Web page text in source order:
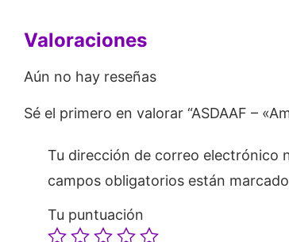
Valoraciones
Aún no hay reseñas
Sé el primero en valorar “ASDAAF –
Tu dirección de correo electrónico
campos obligatorios están
Tu puntuación